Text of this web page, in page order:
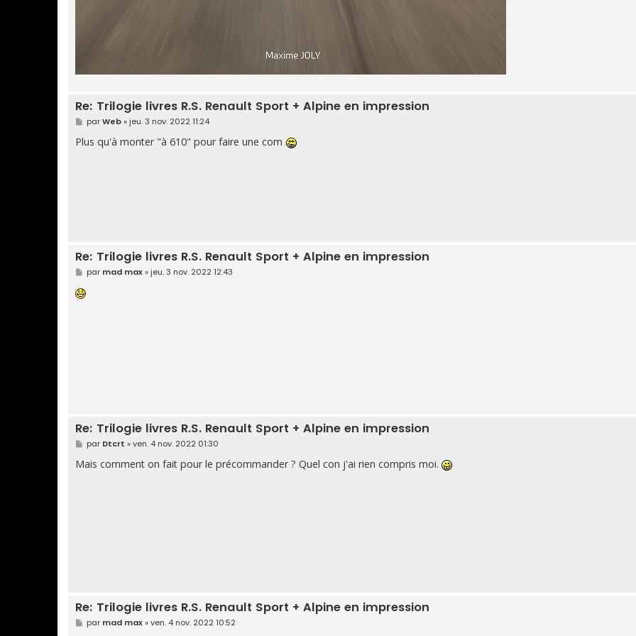
Re: Trilogie livres R.S. Renault Sport + Alpine en impression
M
e
s
s
parWeb» jeu. 3 nov. 2022 11:24
Plus qu'à monter "à 610" pour faire une com
Re: Trilogie livres R.S. Renault Sport + Alpine en impression
M
e
s
s
par mad max» jeu. 3 nov. 2022 12:43
Re: Trilogie livres R.S. Renault Sport + Alpine en impression
M
e
s
s
par Dtcrt »ven. 4 nov. 2022 01:30
Mais comment on fait pour le précommander ? Quel con j'ai rien compris moi.
Re: Trilogie livres R.S. Renault Sport + Alpine en impression
M
e
par mad max»ven. 4 nov. 2022 10:52